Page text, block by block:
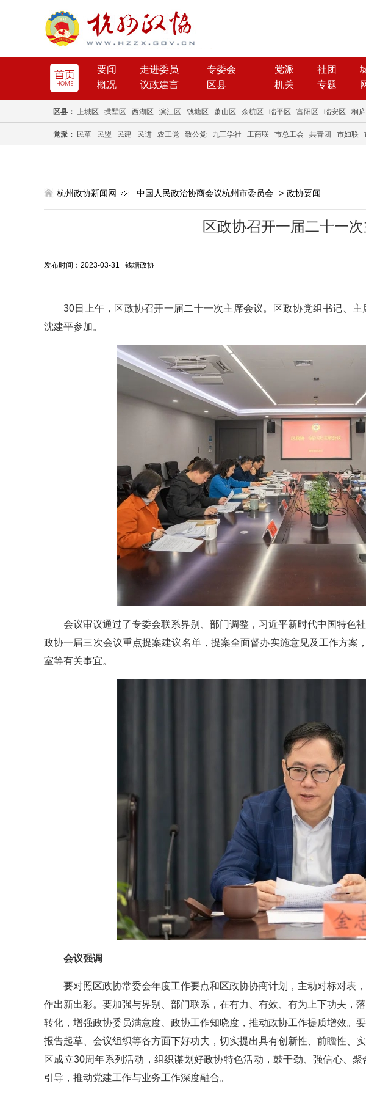
要闻 走进委员
专委会
概况
议政建言 区县
党派 社团
机关
专题
区县： 上城区 拱墅区 西湖区 滨江区 钱塘区 萧山区 余杭区 临平区 富阳区 临安区 桐
党派： 民革 民盟 民建 民进 农工党 致公党 九三学社 工商联 市总工会 共青团 市妇联
杭州政协新闻网 中国人民政治协商会议杭州市委员会 > 政协要闻
区政协召开一届二十一
发布时间：2023-03-31 钱塘政协
30日上午，区政协召开一届二十一次主席会议。区政协党组书记、
沈建平参加。
会议审议通过了专委会联系界别、部门调整，习近平新时代中国特色
政协一届三次会议重点提案建议名单，提案全面督办实施意见及工作方案
室等有关事宜。
会议强调
要对照区政协常委会年度工作要点和区政协协商计划，主动对标对表
作出新出彩。要加强与界别、部门联系，在有力、有效、有为上下功夫，
转化，增强政协委员满意度、政协工作知晓度，推动政协工作提质增效。
报告起草、会议组织等各方面下好功夫，切实提出具有创新性、前瞻性、
区成立30周年系列活动，组织谋划好政协特色活动，鼓干劲、强信心、
引导，推动党建工作与业务工作深度融合。